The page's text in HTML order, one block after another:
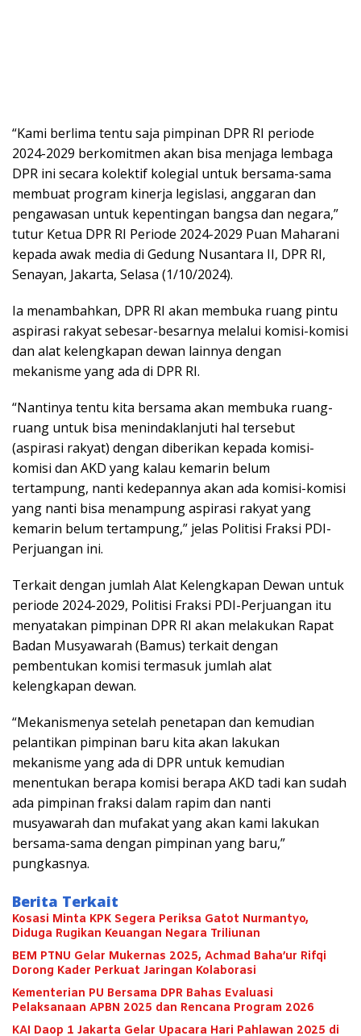
“Kami berlima tentu saja pimpinan DPR RI periode
2024-2029 berkomitmen akan bisa menjaga lembaga
DPR ini secara kolektif kolegial untuk bersama-sama
membuat program kinerja legislasi, anggaran dan
pengawasan untuk kepentingan bangsa dan negara,”
tutur Ketua DPR RI Periode 2024-2029 Puan Maharani
kepada awak media di Gedung Nusantara II, DPR RI,
Senayan, Jakarta, Selasa (1/10/2024).
Ia menambahkan, DPR RI akan membuka ruang pintu
aspirasi rakyat sebesar-besarnya melalui komisi-komisi
dan alat kelengkapan dewan lainnya dengan
mekanisme yang ada di DPR RI.
“Nantinya tentu kita bersama akan membuka ruang-
ruang untuk bisa menindaklanjuti hal tersebut
(aspirasi rakyat) dengan diberikan kepada komisi-
komisi dan AKD yang kalau kemarin belum
tertampung, nanti kedepannya akan ada komisi-komisi
yang nanti bisa menampung aspirasi rakyat yang
kemarin belum tertampung,” jelas Politisi Fraksi PDI-
Perjuangan ini.
Terkait dengan jumlah Alat Kelengkapan Dewan untuk
periode 2024-2029, Politisi Fraksi PDI-Perjuangan itu
menyatakan pimpinan DPR RI akan melakukan Rapat
Badan Musyawarah (Bamus) terkait dengan
pembentukan komisi termasuk jumlah alat
kelengkapan dewan.
“Mekanismenya setelah penetapan dan kemudian
pelantikan pimpinan baru kita akan lakukan
mekanisme yang ada di DPR untuk kemudian
menentukan berapa komisi berapa AKD tadi kan sudah
ada pimpinan fraksi dalam rapim dan nanti
musyawarah dan mufakat yang akan kami lakukan
bersama-sama dengan pimpinan yang baru,”
pungkasnya.
Berita Terkait
Kosasi Minta KPK Segera Periksa Gatot Nurmantyo,
Diduga Rugikan Keuangan Negara Triliunan
BEM PTNU Gelar Mukernas 2025, Achmad Baha’ur Rifqi
Dorong Kader Perkuat Jaringan Kolaborasi
Kementerian PU Bersama DPR Bahas Evaluasi
Pelaksanaan APBN 2025 dan Rencana Program 2026
KAI Daop 1 Jakarta Gelar Upacara Hari Pahlawan 2025 di